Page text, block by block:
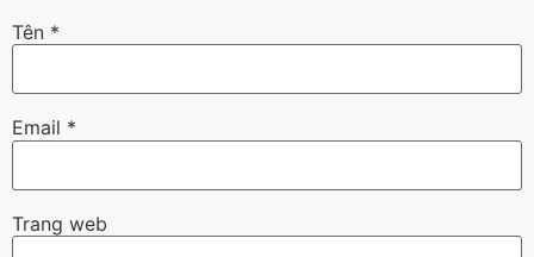
Tên *
Email *
Trang web